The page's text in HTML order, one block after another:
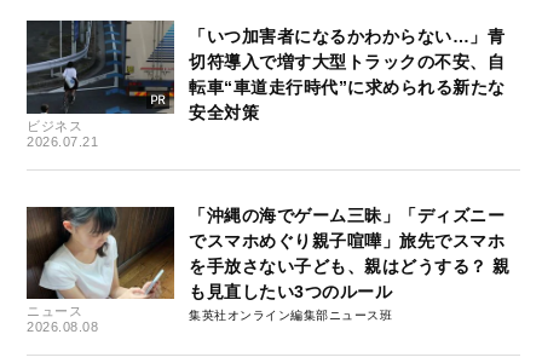
ビジネス
2026.07.21
「いつ加害者になるかわからない…」青
切符導入で増す大型トラックの不安、自
転車“車道走行時代”に求められる新たな
安全対策
ニュース
2026.08.08
「沖縄の海でゲーム三昧」「ディズニー
でスマホめぐり親子喧嘩」旅先でスマホ
を手放さない子ども、親はどうする？ 親
も見直したい3つのルール
集英社オンライン編集部ニュース班